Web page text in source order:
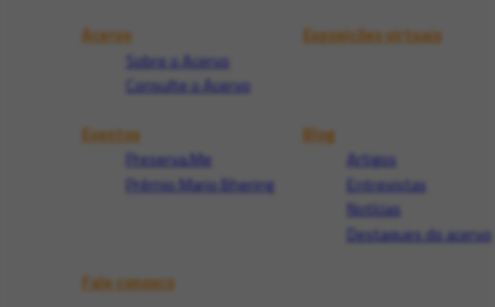
Acervo
Sobre o Acervo
Consulte o Acervo
Exposições virtuais
Eventos
Preserva.Me
Prêmio Mario Bhering
Blog
Artigos
Entrevistas
Notícias
Destaques do acervo
Fale conosco